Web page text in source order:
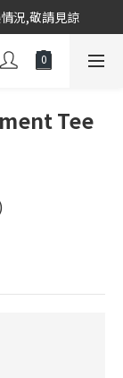
香港
況,敬請見諒
港
Tee